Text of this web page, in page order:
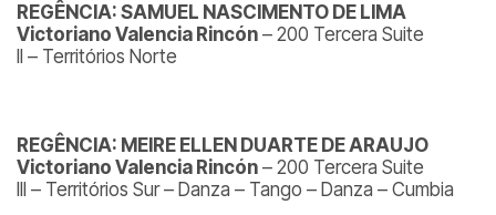
REGÊNCIA: SAMUEL NASCIMENTO DE LIMA
Victoriano Valencia Rincón – 200 Tercera Suite
II – Territórios Norte
REGÊNCIA: MEIRE ELLEN DUARTE DE ARAUJO
Victoriano Valencia Rincón – 200 Tercera Suite
III – Territórios Sur – Danza – Tango – Danza – Cumbia